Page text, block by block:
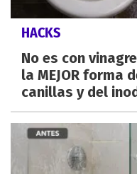
HACKS
No es con
la MEJOR forma
canillas y del